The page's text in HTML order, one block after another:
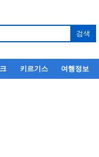
키르기스 여행정보